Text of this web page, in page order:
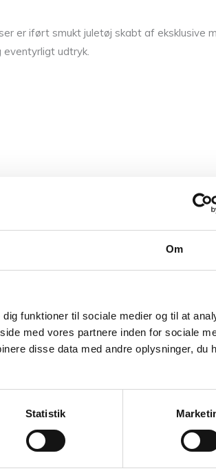
Om
funktioner til sociale medier og til at
med vores partnere inden for sociale
disse data med andre oplysninger, du
Statistik
er iført smukt juletøj skabt af eksklusive
udtryk.
helt særlig. Her mødes klassisk